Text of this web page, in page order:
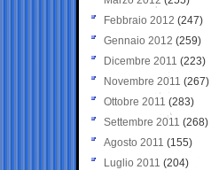
Febbraio 2012 (247)
Gennaio 2012 (259)
Dicembre 2011 (223)
Novembre 2011 (267)
Ottobre 2011 (283)
Settembre 2011 (268)
Agosto 2011 (155)
Luglio 2011 (204)